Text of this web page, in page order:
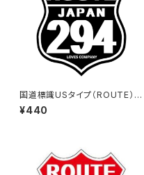
国道標識USタイプ（ROUTE）ス
テッカー 294号線（ブラック）
¥440